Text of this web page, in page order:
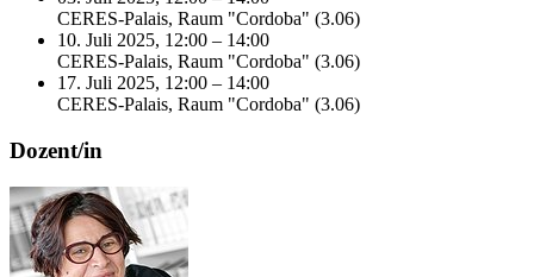
CERES-Palais, Raum "Cordoba" (3.06)
10. Juli 2025, 12:00 – 14:00
CERES-Palais, Raum "Cordoba" (3.06)
17. Juli 2025, 12:00 – 14:00
CERES-Palais, Raum "Cordoba" (3.06)
Dozent/in